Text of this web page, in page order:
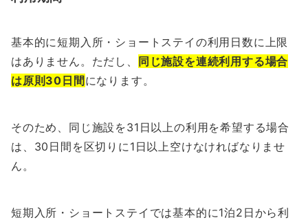
基本的に短期入所・ショートステイの利用日数に上限
はありません。ただし、 同じ施設を連続利用する場合
は原則30日間になります。
そのため、同じ施設を31日以上の利用を希望する場合
は、30日間を区切りに1日以上空けなければなりませ
ん。
短期入所・ショートステイでは基本的に1泊2日から利